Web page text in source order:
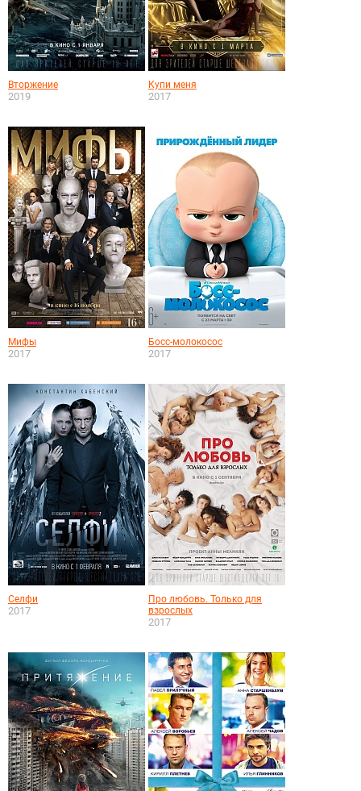
Вторжение
2019
Купи меня
2017
Мифы
2017
Босс-молокосос
2017
Селфи
2017
Про любовь. Только для
взрослых
2017